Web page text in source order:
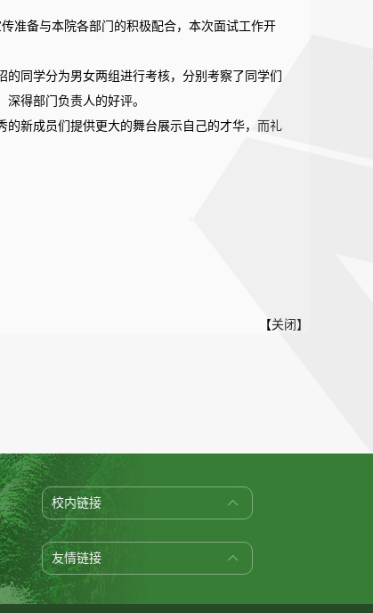
准备与本院各部门的积极配合，本次面试工作开
同学分为男女两组进行考核，分别考察了同学们
得部门负责人的好评。
新成员们提供更大的舞台展示自己的才华，而礼
【关闭 】
校内链接
友情链接